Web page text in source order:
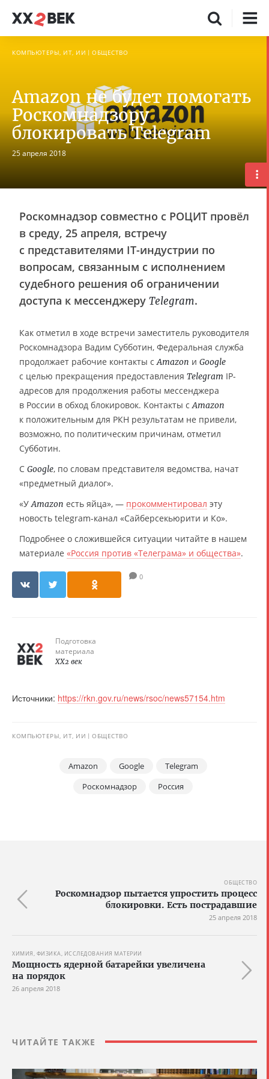
КОМПЬЮТЕРЫ, ИТ, ИИ ОБЩЕСТВО
Amazon не будет помогать
Роскомнадзору
блокировать Telegram
25 апреля 2018
Роскомнадзор совместно с РОЦИТ провёл
в среду, 25 апреля, встречу
с представителями IT-индустрии по
вопросам, связанным с исполнением
судебного решения об ограничении
доступа к мессенджеру Telegram.
Как отметил в ходе встречи заместитель руководителя
Роскомнадзора Вадим Субботин, Федеральная служба
продолжает рабочие контакты с Amazon и Google
с целью прекращения предоставления Telegram IP-
адресов для продолжения работы мессенджера
в России в обход блокировок. Контакты с Amazon
к положительным для РКН результатам не привели,
возможно, по политическим причинам, отметил
Субботин.
C Google, по словам представителя ведомства, начат
«предметный диалог».
«У Amazon есть яйца», — прокомментировал эту
новость telegram-канал «Сайберсекьюрити и Ко».
Подробнее о сложившейся ситуации читайте в нашем
материале «Россия против «Телеграма» и общества».
0
Подготовка
материала
XX2 век
Источники: https://rkn.gov.ru/news/rsoc/news57154.htm
КОМПЬЮТЕРЫ, ИТ, ИИ ОБЩЕСТВО
Amazon Google
Telegram
Роскомнадзор
Россия
ОБЩЕСТВО
Роскомнадзор пытается упростить процесс
блокировки. Есть пострадавшие
25 апреля 2018
ХИМИЯ, ФИЗИКА, ИССЛЕДОВАНИЯ МАТЕРИИ
Мощность ядерной батарейки увеличена
на порядок
26 апреля 2018
ЧИТАЙТЕ ТАКЖЕ